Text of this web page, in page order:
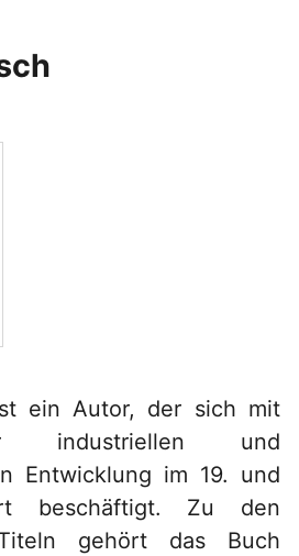
ein Autor, der sich mit
industriellen und
Entwicklung im 19. und
beschäftigt. Zu den
gehört das Buch